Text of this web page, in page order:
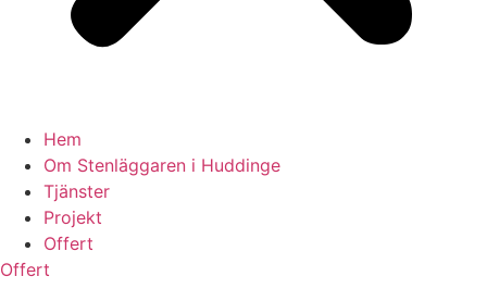
Hem
Om Stenläggaren i Huddinge
Tjänster
Projekt
Offert
Offert